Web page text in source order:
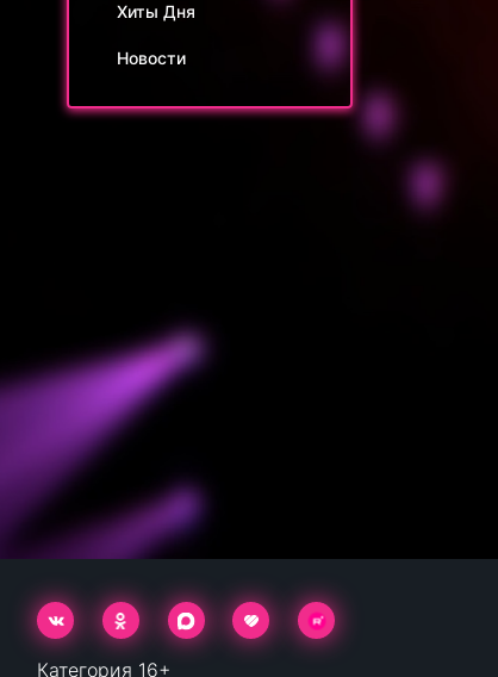
Хиты Дня
Новости
Категория 16+